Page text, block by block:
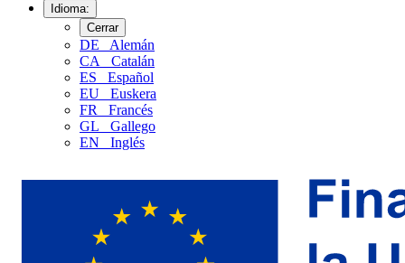
Idioma:
Cerrar
DE
Alemán
CA
Catalán
ES
Español
EU
Euskera
FR
Francés
GL
Gallego
EN
Inglés